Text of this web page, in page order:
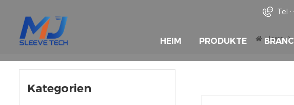
Tel :
HEIM PRODUKTE Heim
Kategorien